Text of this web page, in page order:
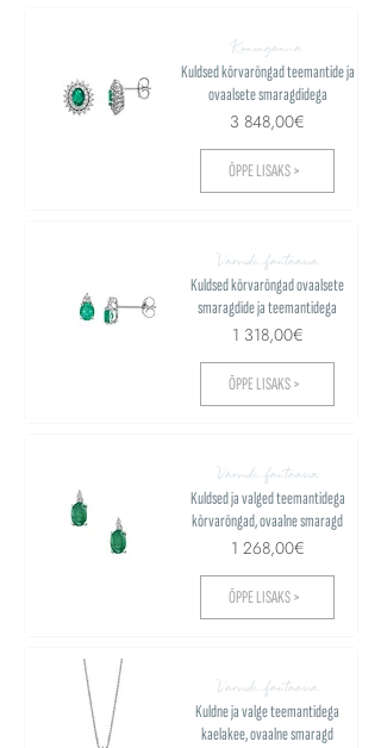
Kuninganna
Kuldsed kõrvarõngad teemantide ja
ovaalsete smaragdidega
3 848,00€
ÕPPE LISAKS >
Värvide fantaasia
Kuldsed kõrvarõngad ovaalsete
smaragdide ja teemantidega
1 318,00€
ÕPPE LISAKS >
Värvide fantaasia
Kuldsed ja valged teemantidega
kõrvarõngad, ovaalne smaragd
1 268,00€
ÕPPE LISAKS >
Värvide fantaasia
Kuldne ja valge teemantidega
kaelakee, ovaalne smaragd